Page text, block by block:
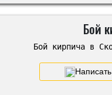
Бой
Бой кирпича в